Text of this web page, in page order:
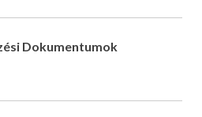
Dokumentumok